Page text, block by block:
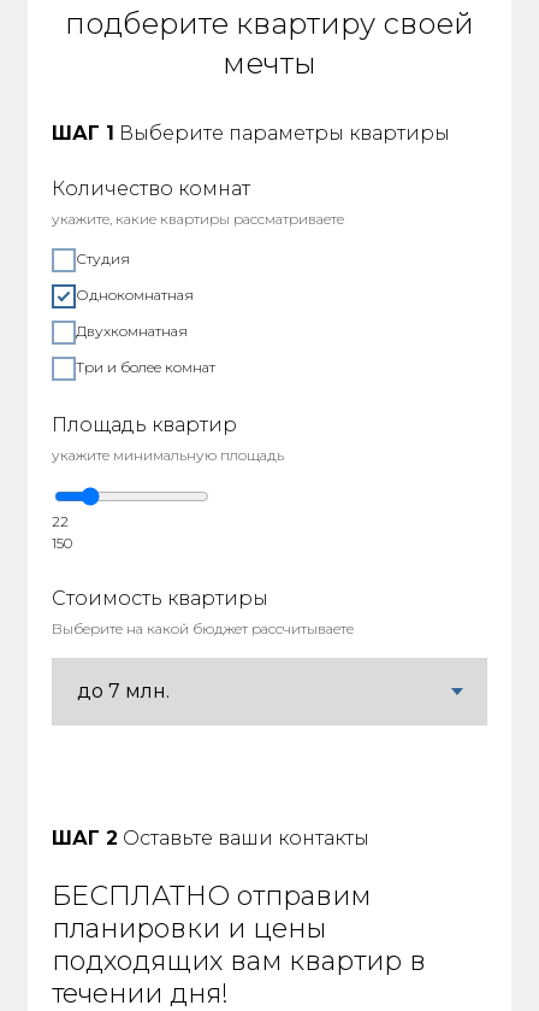
подберите квартиру своей
мечты
ШАГ 1 Выберите параметры квартиры
Количество комнат
укажите, какие квартиры рассматриваете
Студия
Однокомнатная
Двухкомнатная
Три и более комнат
Площадь квартир
укажите минимальную площадь
22
150
Стоимость квартиры
Выберите на какой бюджет рассчитываете
ШАГ 2 Оставьте ваши контакты
БЕСПЛАТНО отправим
планировки и цены
подходящих вам квартир в
течении дня!